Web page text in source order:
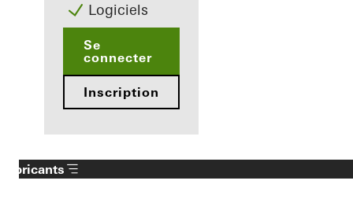
Logiciels
Se
connecter
Inscription
Fabricants